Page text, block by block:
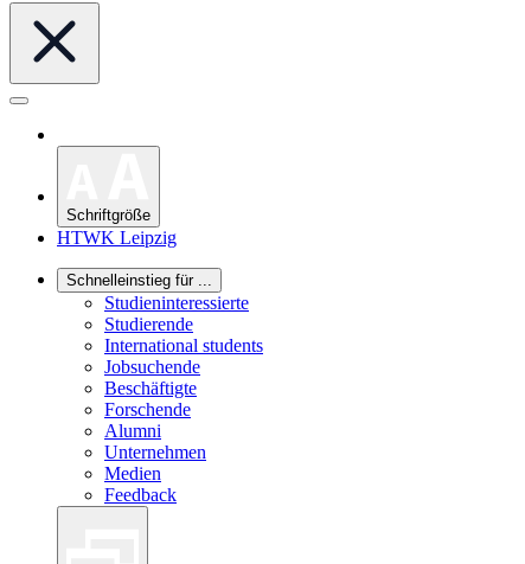
Schriftgröße
HTWK Leipzig
Schnelleinstieg für ...
Studieninteressierte
Studierende
International students
Jobsuchende
Beschäftigte
Forschende
Alumni
Unternehmen
Medien
Feedback